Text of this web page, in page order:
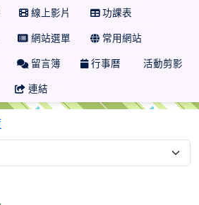
線上影片 功課表
網站選單 常用網站
留言簿 行事曆 活動剪影
連結
112 學年度